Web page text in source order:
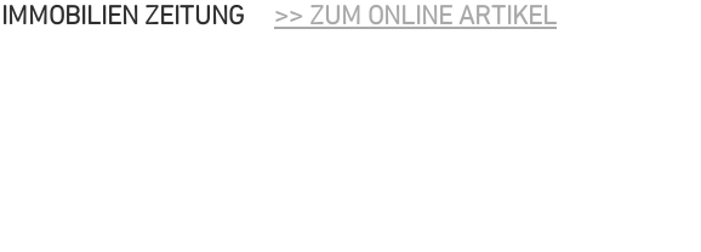
IMMOBILIEN ZEITUNG >> ZUM ONLINE ARTIKEL